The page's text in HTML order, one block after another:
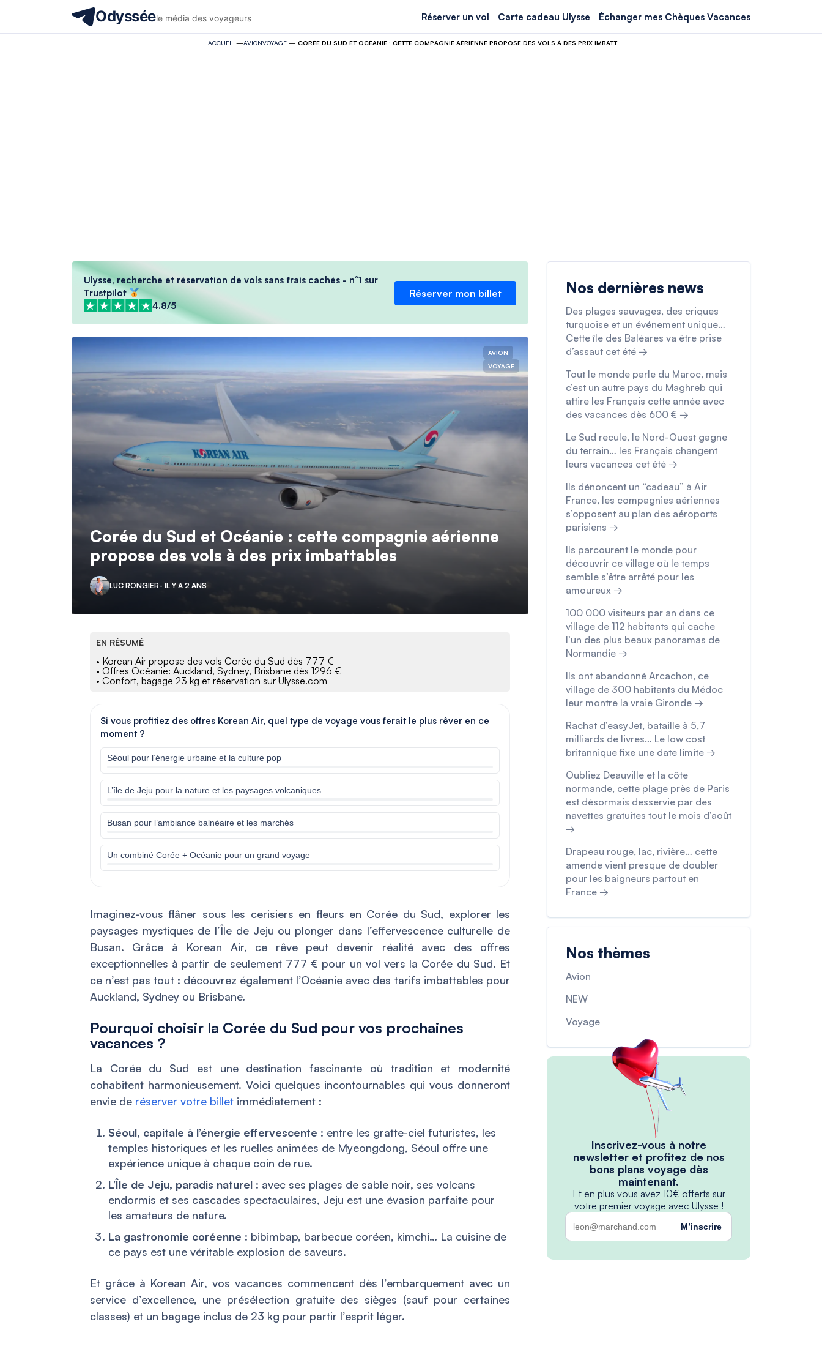
Odysséele média des voyageurs Réserver un vol Carte cadeau Ulysse Échanger mes Chèques Vacances
ACCUEIL —AVIONVOYAGE — CORÉE DU SUD ET OCÉANIE : CETTE COMPAGNIE AÉRIENNE PROPOSE DES VOLS À DES PRIX IMBATTABLES
Ulysse, recherche et réservation de vols sans frais cachés - n°1 sur
Trustpilot
4.8/5
Réserver mon billet
AVION
VOYAGE
Corée du Sud et Océanie : cette compagnie aérienne
propose des vols à des prix imbattables
LUC RONGIER- IL Y A 2 ANS
EN RÉSUMÉ
• Korean Air propose des vols Corée du Sud dès 777 €
• Offres Océanie: Auckland, Sydney, Brisbane dès 1296 €
• Confort, bagage 23 kg et réservation sur Ulysse.com
Si vous profitiez des offres Korean Air, quel type de voyage vous ferait le plus rêver en ce
moment ?
Séoul pour l’énergie urbaine et la culture pop
L’île de Jeju pour la nature et les paysages volcaniques
Busan pour l’ambiance balnéaire et les marchés
Un combiné Corée + Océanie pour un grand voyage
Imaginez-vous flâner sous les cerisiers en fleurs en Corée du Sud, explorer les
paysages mystiques de l’Île de Jeju ou plonger dans l’effervescence culturelle de
Busan. Grâce à Korean Air, ce rêve peut devenir réalité avec des offres
exceptionnelles à partir de seulement 777 € pour un vol vers la Corée du Sud. Et
ce n’est pas tout : découvrez également l’Océanie avec des tarifs imbattables pour
Auckland, Sydney ou Brisbane.
Pourquoi choisir la Corée du Sud pour vos prochaines
vacances ?
La Corée du Sud est une destination fascinante où tradition et modernité
cohabitent harmonieusement. Voici quelques incontournables qui vous donneront
envie de réserver votre billet immédiatement :
Séoul, capitale à l’énergie effervescente : entre les gratte-ciel futuristes, les
temples historiques et les ruelles animées de Myeongdong, Séoul offre une
expérience unique à chaque coin de rue.
L’Île de Jeju, paradis naturel : avec ses plages de sable noir, ses volcans
endormis et ses cascades spectaculaires, Jeju est une évasion parfaite pour
les amateurs de nature.
La gastronomie coréenne : bibimbap, barbecue coréen, kimchi… La cuisine de
ce pays est une véritable explosion de saveurs.
Et grâce à Korean Air, vos vacances commencent dès l’embarquement avec un
service d’excellence, une présélection gratuite des sièges (sauf pour certaines
classes) et un bagage inclus de 23 kg pour partir l’esprit léger.
Nos dernières news
Des plages sauvages, des criques
turquoise et un événement unique…
Cette île des Baléares va être prise
d’assaut cet été →
Tout le monde parle du Maroc, mais
c’est un autre pays du Maghreb qui
attire les Français cette année avec
des vacances dès 600 € →
Le Sud recule, le Nord-Ouest gagne
du terrain… les Français changent
leurs vacances cet été →
Ils dénoncent un “cadeau” à Air
France, les compagnies aériennes
s’opposent au plan des aéroports
parisiens →
Ils parcourent le monde pour
découvrir ce village où le temps
semble s’être arrêté pour les
amoureux →
100 000 visiteurs par an dans ce
village de 112 habitants qui cache
l’un des plus beaux panoramas de
Normandie →
Ils ont abandonné Arcachon, ce
village de 300 habitants du Médoc
leur montre la vraie Gironde →
Rachat d’easyJet, bataille à 5,7
milliards de livres… Le low cost
britannique fixe une date limite →
Oubliez Deauville et la côte
normande, cette plage près de Paris
est désormais desservie par des
navettes gratuites tout le mois d’août
→
Drapeau rouge, lac, rivière… cette
amende vient presque de doubler
pour les baigneurs partout en
France →
Nos thèmes
Avion
NEW
Voyage
Inscrivez-vous à notre
newsletter et profitez de nos
bons plans voyage dès
maintenant.
Et en plus vous avez 10€ offerts sur
votre premier voyage avec Ulysse !
M’inscrire